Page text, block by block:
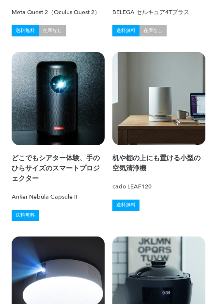
Meta Quest 2（Oculus Quest 2）
送料無料 在庫なし
BELEGA セルキュア4Tプラス
送料無料 在庫なし
どこでもシアター体験、手の
ひらサイズのスマートプロジ
ェクター
Anker Nebula Capsule II
送料無料
机や棚の上にも置ける小型の
空気清浄機
cado LEAF120
送料無料